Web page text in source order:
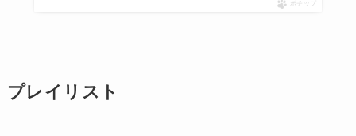
ポチップ
プレイリスト